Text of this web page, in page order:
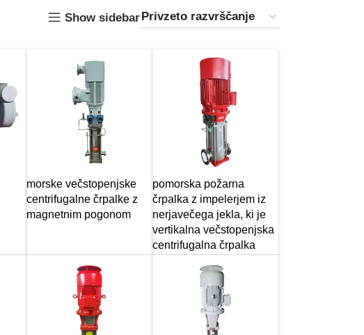
Show sidebar
morske večstopenjske
centrifugalne črpalke z
magnetnim pogonom
pomorska požarna
črpalka z impelerjem iz
nerjavečega jekla, ki je
vertikalna večstopenjska
centrifugalna črpalka